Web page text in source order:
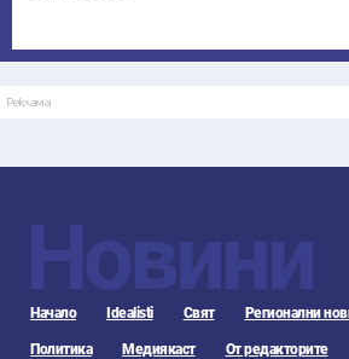
Реклама
Новини
Начало Idealisti Свят Регионални
Политика Медиякаст От редакторите